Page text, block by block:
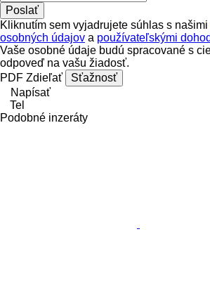
Kliknutím sem vyjadrujete súhlas s našimi
osobných údajov a používateľskými
Vaše osobné údaje budú spracované s
odpoveď na vašu žiadosť.
PDF Zdieľať
Sťažnosť
Napísať
Tel
Podobné inzeráty